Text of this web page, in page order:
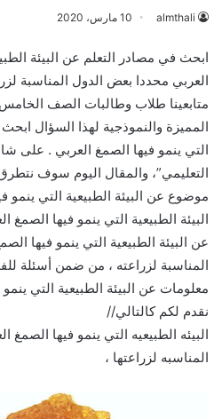
almthali 10 مارس، 2020
ابحث في مصادر التعلم عن البيئة
العربي محددا بعض الدول المناسبة
متابعينا طلاب وطالبات الصف
المميزة والنموذجية لهذا السؤال
التي ينمو فيها الصمغ العربي . على
التعليمي”، والمقال اليوم سوف
موضوع عن البيئة الطبيعية التي ينمو
البيئة الطبيعية التي ينمو فيها
عن البيئة الطبيعية التي ينمو فيها
المناسبة لزراعته ، من ضمن أسئلة
معلومات عن البيئة الطبيعية التي
نقدم لكم كالتالي//
البيئه الطبيعيه التي ينمو فيها
المناسبه لزراعتها ،